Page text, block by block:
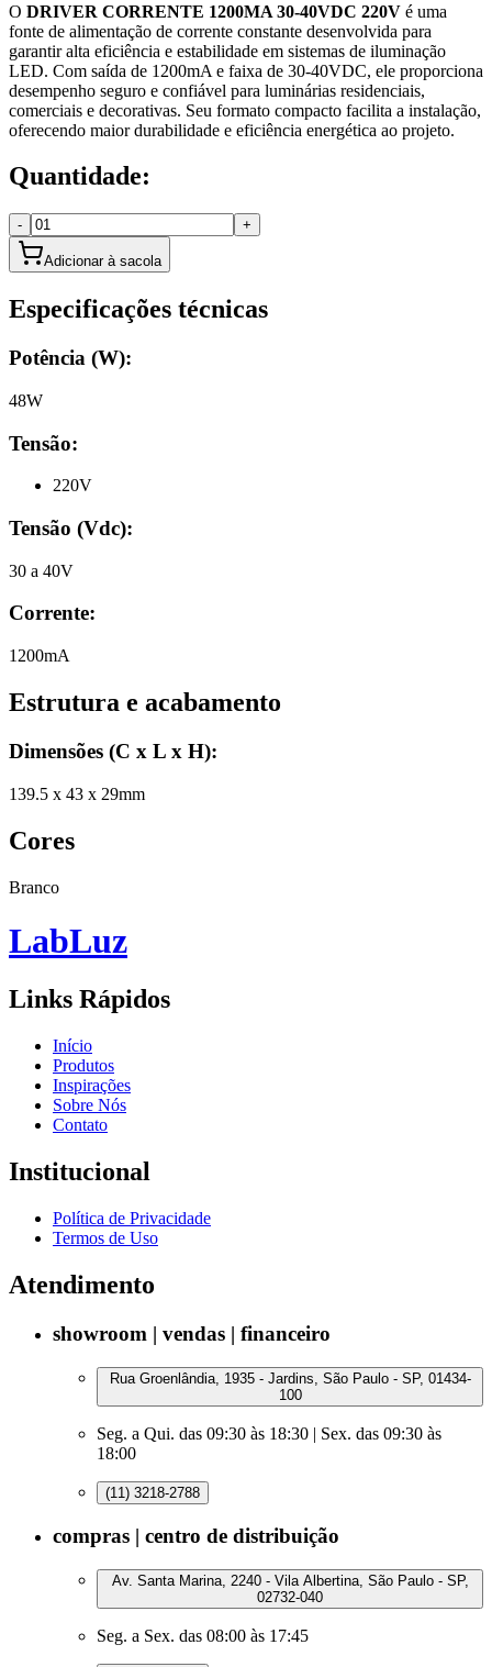
O DRIVER CORRENTE 1200MA 30-40VDC 220V é uma
fonte de alimentação de corrente constante desenvolvida para
garantir alta eficiência e estabilidade em sistemas de iluminação
LED. Com saída de 1200mA e faixa de 30-40VDC, ele proporciona
desempenho seguro e confiável para luminárias residenciais,
comerciais e decorativas. Seu formato compacto facilita a instalação,
oferecendo maior durabilidade e eficiência energética ao projeto.
Quantidade:
- +
Adicionar à sacola
Especificações técnicas
Potência (W):
48W
Tensão:
220V
Tensão (Vdc):
30 a 40V
Corrente:
1200mA
Estrutura e acabamento
Dimensões (C x L x H):
139.5 x 43 x 29mm
Cores
Branco
LabLuz
Links Rápidos
Início
Produtos
Inspirações
Sobre Nós
Contato
Institucional
Política de Privacidade
Termos de Uso
Atendimento
showroom | vendas | financeiro
Rua Groenlândia, 1935 - Jardins, São Paulo - SP, 01434-
100
Seg. a Qui. das 09:30 às 18:30 | Sex. das 09:30 às
18:00
(11) 3218-2788
compras | centro de distribuição
Av. Santa Marina, 2240 - Vila Albertina, São Paulo - SP,
02732-040
Seg. a Sex. das 08:00 às 17:45